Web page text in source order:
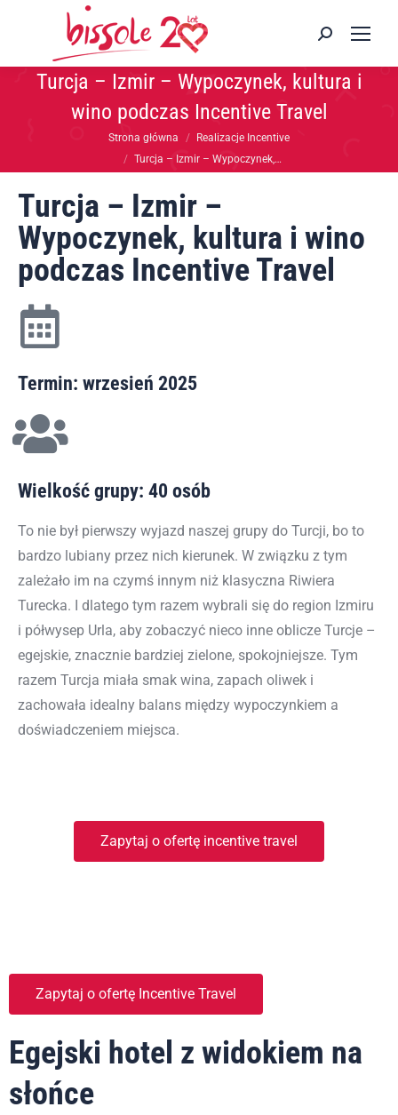
Turcja – Izmir – Wypoczynek, kultura i
wino podczas Incentive Travel
Strona główna
Realizacje Incentive
Turcja – Izmir – Wypoczynek,…
Turcja – Izmir –
Wypoczynek, kultura i wino
podczas Incentive Travel
Termin: wrzesień 2025
Wielkość grupy: 40 osób
To nie był pierwszy wyjazd naszej grupy do Turcji, bo to
bardzo lubiany przez nich kierunek. W związku z tym
zależało im na czymś innym niż klasyczna Riwiera
Turecka. I dlatego tym razem wybrali się do region Izmiru
i półwysep Urla, aby zobaczyć nieco inne oblicze Turcje –
egejskie, znacznie bardziej zielone, spokojniejsze. Tym
razem Turcja miała smak wina, zapach oliwek i
zachowała idealny balans między wypoczynkiem a
doświadczeniem miejsca.
Zapytaj o ofertę incentive travel
Zapytaj o ofertę Incentive Travel
Egejski hotel z widokiem na
słońce